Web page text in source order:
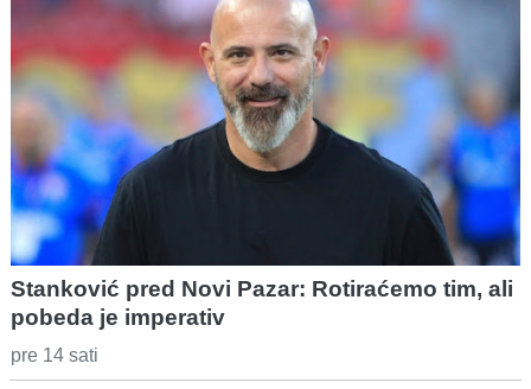
Stanković pred Novi Pazar: Rotiraćemo tim, ali
pobeda je imperativ
pre 14 sati